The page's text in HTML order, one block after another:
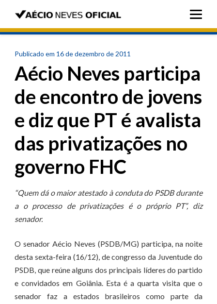
Publicado em 16 de dezembro de 2011
Aécio Neves participa
de encontro de jovens
e diz que PT é avalista
das privatizações no
governo FHC
“Quem dá o maior atestado à conduta do PSDB durante
a o processo de privatizações é o próprio PT”, diz
senador.
O senador Aécio Neves (PSDB/MG) participa, na noite
desta sexta-feira (16/12), de congresso da Juventude do
PSDB, que reúne alguns dos principais líderes do partido
e convidados em Goiânia. Esta é a quarta visita que o
senador faz a estados brasileiros como parte da